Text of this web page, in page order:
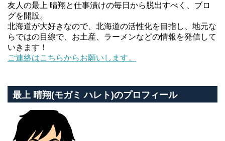
友人の最上 晴翔と仕事漬けの毎日から脱出すべく、ブロ
グを開設。
北海道が大好きなので、北海道の活性化を目指し、地元な
らではの目線で、お土産、ラーメンなどの情報を発信して
いきます！
ご連絡はこちらからお願いします。
最上 晴翔(モガミ ハレト)のプロフィール